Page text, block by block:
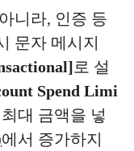
니라, 인증 등
문자 메시지
로 설
Spend Limi
대 금액을 넣
에서 증가하지